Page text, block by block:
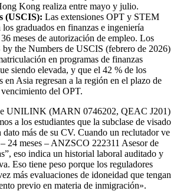
Kong realiza entre mayo y julio.
(USCIS): Las extensiones OPT y STEM
graduados en finanzas e ingeniería
meses de autorización de empleo. Los
by the Numbers de USCIS (febrero de 2026)
en programas de finanzas
siendo elevada, y que el 42 % de los
en Asia regresan a la región en el plazo de
del OPT.
UNILINK (MARN 0746202, QEAC J201)
a los estudiantes que la subclase de visado
dato más de su CV. Cuando un reclutador ve
24 meses – ANZSCO 222311 Asesor de
eso indica un historial laboral auditado y
Eso tiene peso porque los reguladores
más evaluaciones de idoneidad que tengan
previo en materia de inmigración».